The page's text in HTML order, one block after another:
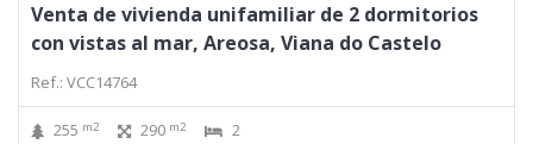
Venta de vivienda unifamiliar de 2 dormitorios
con vistas al mar, Areosa, Viana do Castelo
Ref.: VCC14764
255 m2 290 m2 2